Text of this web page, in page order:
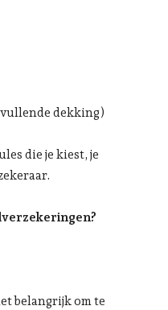
dekking)
die je kiest, je
belangrijk om te